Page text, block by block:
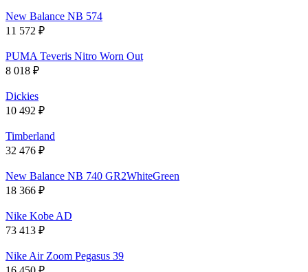
New Balance NB 574
11 572 ₽
PUMA Teveris Nitro Worn Out
8 018 ₽
Dickies
10 492 ₽
Timberland
32 476 ₽
New Balance NB 740 GR2WhiteGreen
18 366 ₽
Nike Kobe AD
73 413 ₽
Nike Air Zoom Pegasus 39